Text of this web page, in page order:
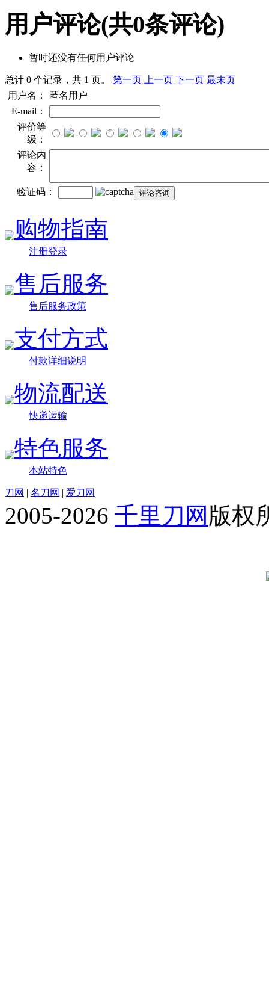
用户评论(共0条评论)
暂时还没有任何用户评论
总计 0 个记录，共 1 页。 第一页 上一页 下一页 最末页
用户名：
匿名用户
E-mail：
评价等
级：
评论内
容：
验证码：
购物指南
注册登录
售后服务
售后服务政策
支付方式
付款详细说明
物流配送
快递运输
特色服务
本站特色
刀网 | 名刀网 | 爱刀网
2005-2026 千里刀网 版权